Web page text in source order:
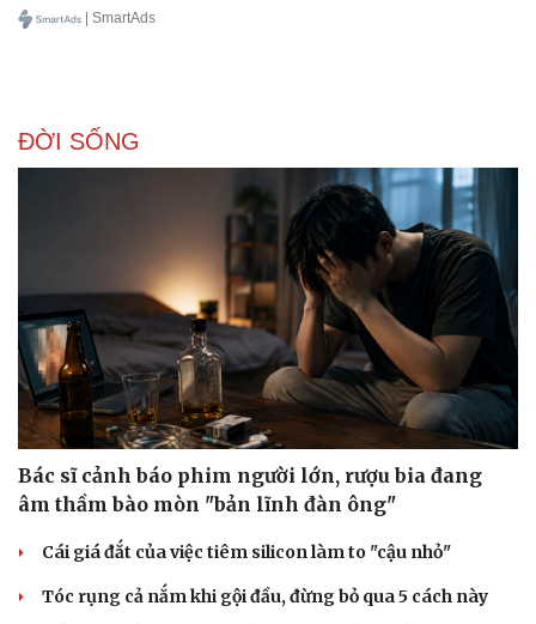
| SmartAds
ĐỜI SỐNG
Bác sĩ cảnh báo phim người lớn, rượu bia đang
âm thầm bào mòn "bản lĩnh đàn ông"
Cái giá đắt của việc tiêm silicon làm to "cậu nhỏ"
Tóc rụng cả nắm khi gội đầu, đừng bỏ qua 5 cách này